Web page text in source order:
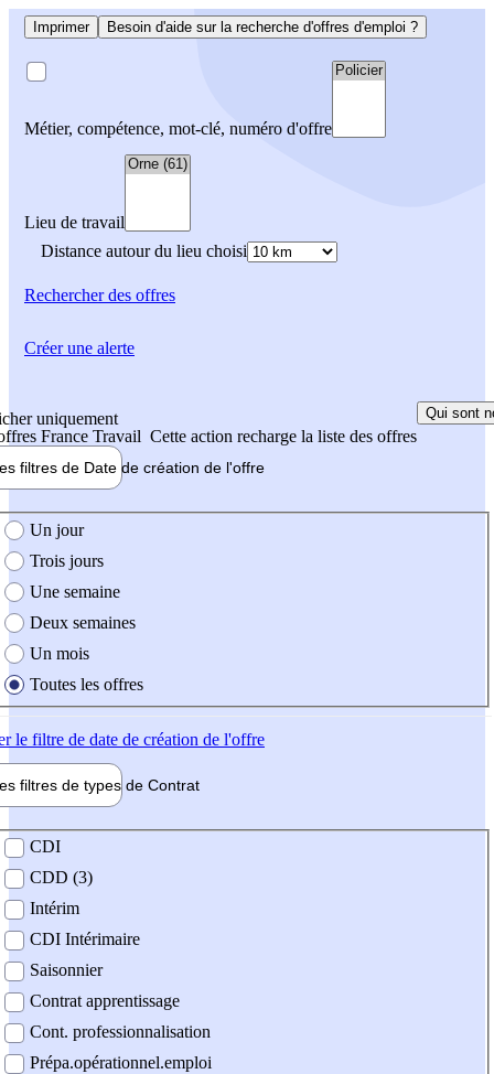
Imprimer Besoin d'aide sur la recherche d'offres d'emploi ?
Métier, compétence, mot-clé, numéro d'offre
Lieu de travail
Distance autour du lieu choisi
Rechercherdes offres
uniquement
France Travail Cette action recharge la liste des offres
Qui sont
filtres de Date de création de l'offre
création de l'offre
Un jour
Trois jours
Une semaine
Deux semaines
Un mois
Toutes les offres
le filtre de date de création de l'offre
filtres de types de Contrat
contrat
CDI
CDD (3)
Intérim
CDI Intérimaire
Saisonnier
Contrat apprentissage
Cont. professionnalisation
Prépa.opérationnel.emploi
Créer une alerte